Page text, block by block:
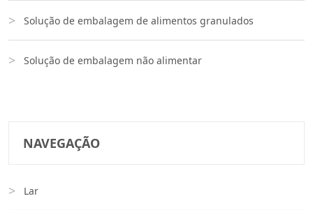
Solução de embalagem de alimentos granulados
Solução de embalagem não alimentar
NAVEGAÇÃO
Lar